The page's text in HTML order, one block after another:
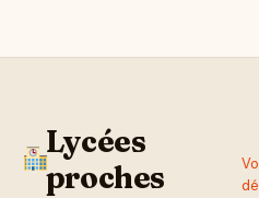
Lycées
proches